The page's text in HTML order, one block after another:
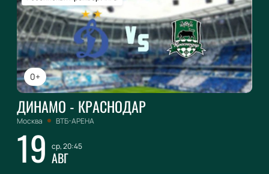
0+
ДИНАМО - КРАСНОДАР
Москва ВТБ-АРЕНА
19 ср, 20:45
АВГ